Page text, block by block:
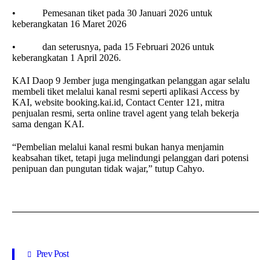
• Pemesanan tiket pada 30 Januari 2026 untuk
keberangkatan 16 Maret 2026
• dan seterusnya, pada 15 Februari 2026 untuk
keberangkatan 1 April 2026.
KAI Daop 9 Jember juga mengingatkan pelanggan agar selalu
membeli tiket melalui kanal resmi seperti aplikasi Access by
KAI, website booking.kai.id, Contact Center 121, mitra
penjualan resmi, serta online travel agent yang telah bekerja
sama dengan KAI.
“Pembelian melalui kanal resmi bukan hanya menjamin
keabsahan tiket, tetapi juga melindungi pelanggan dari potensi
penipuan dan pungutan tidak wajar,” tutup Cahyo.
Prev Post